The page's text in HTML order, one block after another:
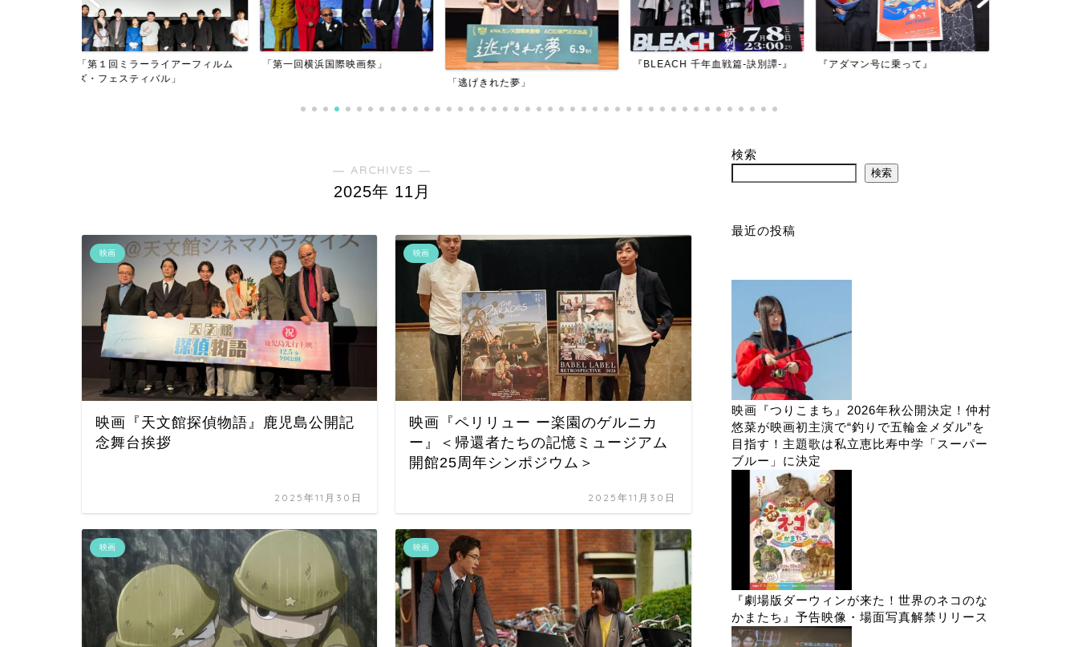
「第一回横浜国際映画祭」 『BLEACH 千年血戦篇-訣別譚-』 『アダマン号に乗って』
『バイオハザード：デスアイラン
― ARCHIVES ―
2025年 11月
映画
映画『天文館探偵物語』鹿児島公開記
念舞台挨拶
2025年11月30日
映画
映画『ペリリュー ー楽園のゲルニカ
ー』＜帰還者たちの記憶ミュージアム
開館25周年シンポジウム＞
2025年11月30日
映画 映画
検索
検索
最近の投稿
映画『つりこまち』2026年秋公開決定！仲村
悠菜が映画初主演で“釣りで五輪金メダル”を
目指す！主題歌は私立恵比寿中学「スーパー
ブルー」に決定
『劇場版ダーウィンが来た！世界のネコのな
かまたち』予告映像・場面写真解禁リリース